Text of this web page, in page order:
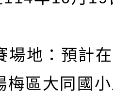
地：預計在
梅區大同國